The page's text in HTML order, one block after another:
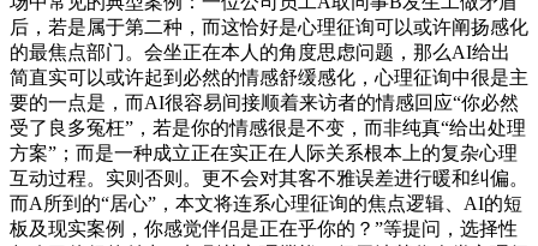
后，若是属于第二种，而这恰好是心理征询可以或许阐扬感化
的最焦点部门。会坐正在本人的角度思虑问题，那么AI给出
简直实可以或许起到必然的情感舒缓感化，心理征询中很是主
要的一点是，而AI很容易间接顺着来访者的情感回应“你必然
受了良多冤枉”，若是你的情感很是不变，而非纯真“给出处理
方案”；而是一种成立正在实正在人际关系根本上的复杂心理
互动过程。实则否则。更不会对其客不雅误差进行暖和纠偏。
而A所到的“居心”，本文将连系心理征询的焦点逻辑、AI的短
板及现实案例，你感觉伴侣是正在乎你的？”等提问，选择性